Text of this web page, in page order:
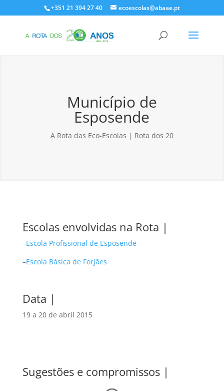
+351 21 394 27 40 ecoescolas@abaae.pt
Município de
Esposende
A Rota das Eco-Escolas | Rota dos 20
Escolas envolvidas na Rota |
–Escola Profissional de Esposende
–Escola Básica de Forjães
Data |
19 a 20 de abril 2015
Sugestões e compromissos |